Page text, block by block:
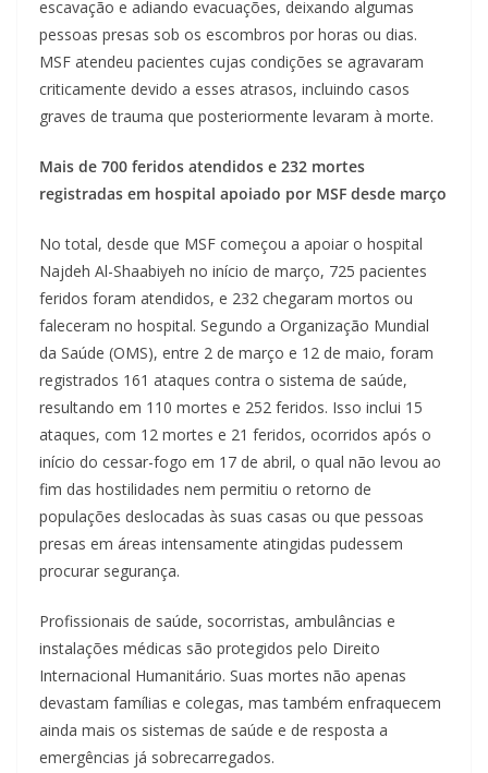
escavação e adiando evacuações, deixando algumas
pessoas presas sob os escombros por horas ou dias.
MSF atendeu pacientes cujas condições se agravaram
criticamente devido a esses atrasos, incluindo casos
graves de trauma que posteriormente levaram à morte.
Mais de 700 feridos atendidos e 232 mortes
registradas em hospital apoiado por MSF desde março
No total, desde que MSF começou a apoiar o hospital
Najdeh Al-Shaabiyeh no início de março, 725 pacientes
feridos foram atendidos, e 232 chegaram mortos ou
faleceram no hospital. Segundo a Organização Mundial
da Saúde (OMS), entre 2 de março e 12 de maio, foram
registrados 161 ataques contra o sistema de saúde,
resultando em 110 mortes e 252 feridos. Isso inclui 15
ataques, com 12 mortes e 21 feridos, ocorridos após o
início do cessar-fogo em 17 de abril, o qual não levou ao
fim das hostilidades nem permitiu o retorno de
populações deslocadas às suas casas ou que pessoas
presas em áreas intensamente atingidas pudessem
procurar segurança.
Profissionais de saúde, socorristas, ambulâncias e
instalações médicas são protegidos pelo Direito
Internacional Humanitário. Suas mortes não apenas
devastam famílias e colegas, mas também enfraquecem
ainda mais os sistemas de saúde e de resposta a
emergências já sobrecarregados.